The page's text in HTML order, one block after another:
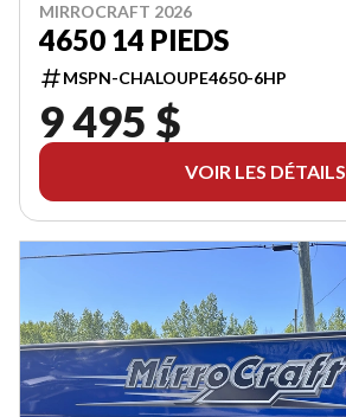
MIRROCRAFT 2026
4650 14 PIEDS
MSPN-CHALOUPE4650-6HP
9 495 $
VOIR LES DÉTAILS